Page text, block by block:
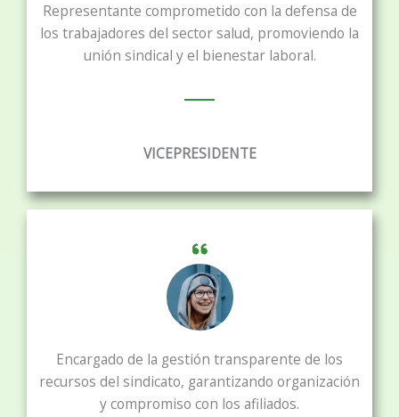
Representante comprometido con la defensa de
los trabajadores del sector salud, promoviendo la
unión sindical y el bienestar laboral.
VICEPRESIDENTE
Encargado de la gestión transparente de los
recursos del sindicato, garantizando organización
y compromiso con los afiliados.